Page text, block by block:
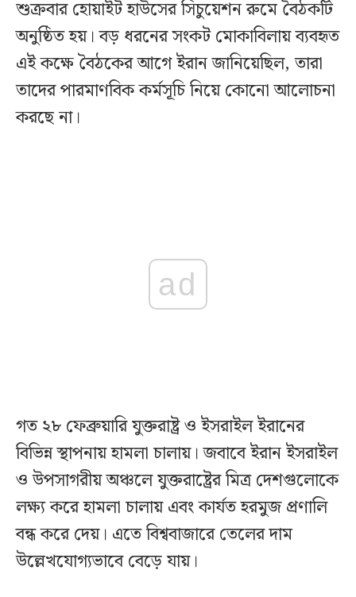
শুক্রবার হোয়াইট হাউসের সিচুয়েশন রুমে বৈঠকটি
অনুষ্ঠিত হয়। বড় ধরনের সংকট মোকাবিলায় ব্যবহৃত
এই কক্ষে বৈঠকের আগে ইরান জানিয়েছিল, তারা
তাদের পারমাণবিক কর্মসূচি নিয়ে কোনো আলোচনা
করছে না।
ad
গত ২৮ ফেব্রুয়ারি যুক্তরাষ্ট্র ও ইসরাইল ইরানের
বিভিন্ন স্থাপনায় হামলা চালায়। জবাবে ইরান ইসরাইল
ও উপসাগরীয় অঞ্চলে যুক্তরাষ্ট্রের মিত্র দেশগুলোকে
লক্ষ্য করে হামলা চালায় এবং কার্যত হরমুজ প্রণালি
বন্ধ করে দেয়। এতে বিশ্ববাজারে তেলের দাম
উল্লেখযোগ্যভাবে বেড়ে যায়।